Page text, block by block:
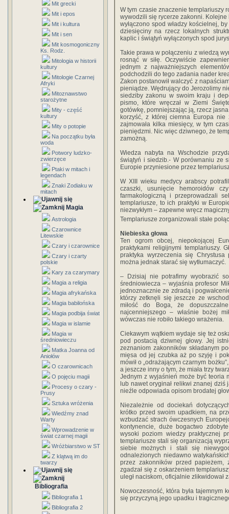
Mit grecki
Mit i epos
Mit i kultura
Mit i sen
Mit kosmogoniczny
Ks. Rodz.
Mitologia w historii
kultury
Mitologie Czarnej
Afryki
Mitoznawstwo
starożytne
Mity - część
kultury
Mity o potopie
Na początku była
woda
Potwory ludzko-
zwierzęce
Ptaki w mitach i
legendach
Znaki Zodiaku w
mitach
Magia
Astrologia
Czarownice
Litewskie
Czary i czarownice
Czary i czarty
polskie
Kary za czarymary
Magia a religia
Magia afrykańska
Magia babilońska
Magia podbija świat
Magia w islamie
Magia w
średniowieczu
Matka Joanna od
Aniołów
O czarownicach
O pojęciu magii
Procesy o czary -
Prusy
Sztuka wróżenia
Wiedźmy znad
Warty
Wprowadzenie w
świat czarnej magii
Wróżbiarstwo w ST
Z klątwą im do
twarzy
Bibliografia
Bibliografia 1
Bibliografia 2
W tym czasie znaczenie templariuszy
wywodzili się rycerze zakonni.
wyłączono spod władzy kościelnej,
dziesięciny na rzecz lokalnych
kaplic i świątyń wyłączonych spod
Takie prawa w połączeniu z wiedzą
rosnąć w siłę. Oczywiście
jednym z najważniejszych
podchodzili do tego zadania nader
Zakon postanowił walczyć z
pieniądze. Wędrujący do Jerozolimy
siedziby zakonu w swoim kraju i
pismo, które wręczał w Ziemi
gotówkę, pomniejszając ją, rzecz
korzyść, z której ciemna Europa nie
zajmowała kilka miesięcy, w tym
pieniędzmi. Nic więc dziwnego, że
zamożną.
Wiedza nabyta na Wschodzie
świątyń i siedzib.- W porównaniu ze
Europie przyniesione przez
W XIII wieku medycy arabscy
czaszki, usunięcie hemoroidów
farmakologiczną i przeprowadzali
templariusze, to ich praktyki w
niezwykłym – zapewne wręcz
Templariusze zorganizowali stałe
Niebieska głowa
Ten ogrom obcej, niepokojącej
praktykami religijnymi templariuszy.
praktyka wyrzeczenia się
można jednak starać się wytłumaczyć.
– Dzisiaj nie potrafimy wyobrazić
średniowiecza – wyjaśnia profesor
jednoznacznie ze zdradą i
którzy zetknęli się jeszcze ze
miłość do Boga, że
najcenniejszego – właśnie bożej
wówczas nie robiło takiego wrażenia.
Ciekawym wątkiem wydaje się też
pod postacią dziwnej głowy. Jej
zeznaniom zakonników składanym
mięsa od jej czubka aż po szyję i
mówił o „odrażającym czarnym
a jeszcze inny o tym, że miała trzy
Jednym z wyjaśnień może być teoria
lub nawet oryginał relikwi znanej dziś
nieźle odpowiada opisom brodatej
Niezależnie od dociekań
krótko przed swoim upadkiem, na
wzbudzać strach ówczesnych
kontynencie, duże bogactwo
wysoki poziom wiedzy praktycznej
templariusze stali się organizacją
siebie możnych i stali się
odnalezionych niedawno
przez zakonników przed
zgadzał się z oskarżeniem
uległ naciskom, oficjalnie zlikwidował
Nowoczesność, która była tajemnym
się przyczyną jego upadku i